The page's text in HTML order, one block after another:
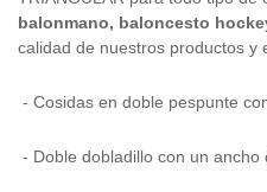
balonmano, baloncesto
calidad de nuestros productos y
- Cosidas en doble pespunte
- Doble dobladillo con un ancho